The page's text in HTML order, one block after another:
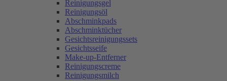
Reinigungsgel
Reinigungsöl
Abschminkpads
Abschminktücher
Gesichtsreinigungssets
Gesichtsseife
Make-up-Entferner
Reinigungscreme
Reinigungsmilch